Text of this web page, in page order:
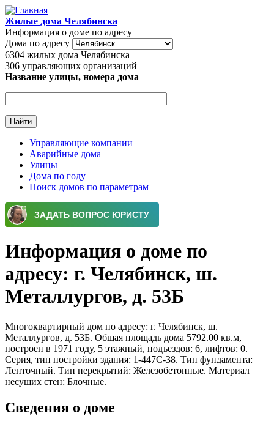
Перейти к основному содержанию
Жилые дома Челябинска
Информация о доме по адресу
Дома по адресу
6304 жилых дома Челябинска
306 управляющих организаций
Название улицы, номера дома
Главное меню
Управляющие компании
Аварийные дома
Улицы
Дома по году
Поиск домов по параметрам
Информация о доме по
адресу: г. Челябинск, ш.
Металлургов, д. 53Б
Многоквартирный дом по адресу: г. Челябинск, ш.
Металлургов, д. 53Б. Общая площадь дома 5792.00 кв.м,
построен в 1971 году, 5 этажный, подъездов: 6, лифтов: 0.
Серия, тип постройки здания: 1-447С-38. Тип фундамента:
Ленточный. Тип перекрытий: Железобетонные. Материал
несущих стен: Блочные.
Сведения о доме